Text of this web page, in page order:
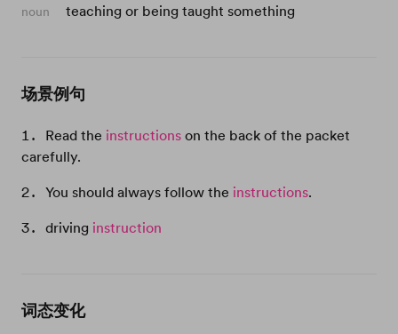
noun teaching or being taught something
场景例句
Read the instructionson the back of the packet
carefully.
You should always follow the instructions.
driving instruction
词态变化